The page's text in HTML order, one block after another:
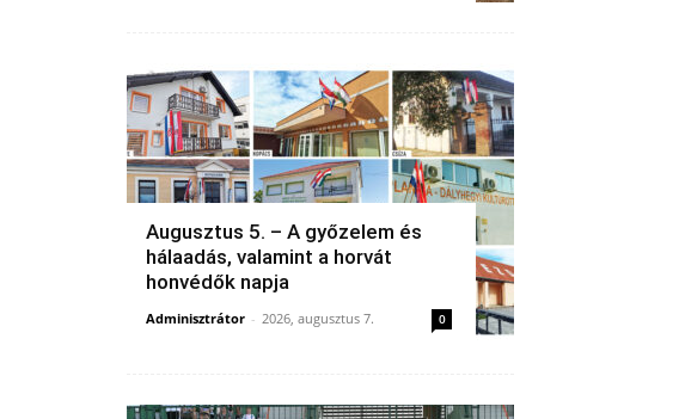
Augusztus 5. – A győzelem és
hálaadás, valamint a horvát
honvédők napja
Adminisztrátor - 2026, augusztus 7. 0